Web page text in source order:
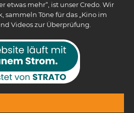
etwas mehr“, ist unser Credo. Wir
sammeln Töne für das „Kino im
Videos zur Überprüfung.